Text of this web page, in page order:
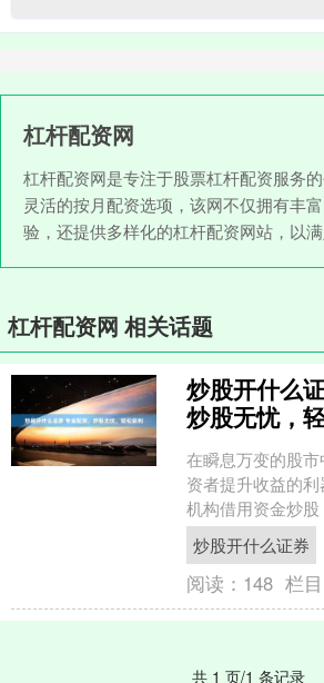
杠杆配资网
杠杆配资网是专注于股票杠杆配资服务
灵活的按月配资选项，该网不仅拥有丰
验，还提供多样化的杠杆配资网站，以满
杠杆配资网 相关话题
炒股开什么
炒股无忧，
在瞬息万变的股
资者提升收益的
机构借用资金炒
杠杆，从而获得更
金规模：**配资....
炒股开什么证券
阅读： 148 栏
共 1 页/1 条记录